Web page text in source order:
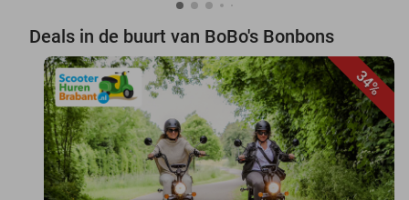
Deals in de buurt van BoBo's Bonbons
34%